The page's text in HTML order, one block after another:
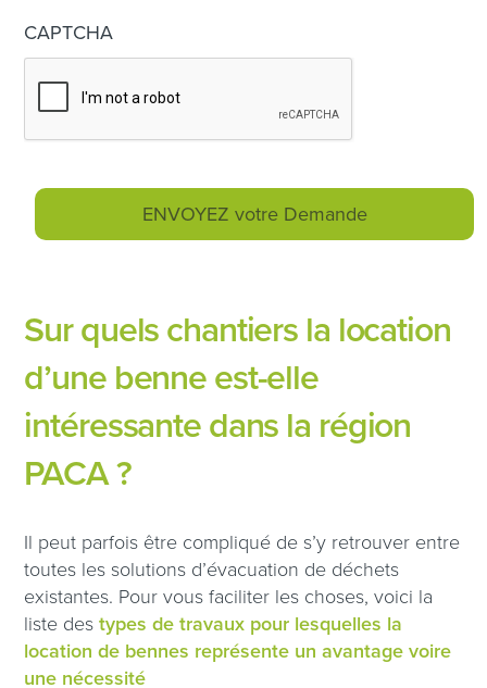
CAPTCHA
Sur quels chantiers la location
d’une benne est-elle
intéressante dans la région
PACA ?
Il peut parfois être compliqué de s’y retrouver entre
toutes les solutions d’évacuation de déchets
existantes. Pour vous faciliter les choses, voici la
liste destypes de travaux pour lesquelles la
location de bennes représente un avantage voire
une nécessité